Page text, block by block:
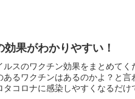
果がわかりやすい！
スのワクチン効果をまとめて
るワクチンはあるのかよ？と
コロナに感染しやすくなるだけ